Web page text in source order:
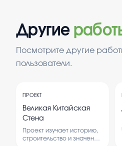
Другие
Посмотрите другие
пользователи.
ПРОЕКТ
Великая Китайская
Стена
Проект изучает историю,
строительство и значение